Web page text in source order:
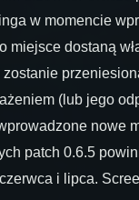
w momencie
miejsce dostaną
zostanie
(lub jego
nowe
patch 0.6.5
i lipca.